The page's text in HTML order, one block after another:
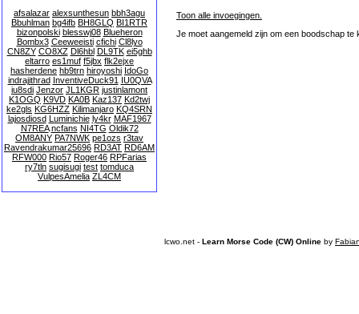
afsalazar alexsunthesun bbh3agu
Bbuhlman bg4ifb BH8GLQ BI1RTR
bizonpolski blesswj08 Blueheron
Bombx3 Ceeweeisti cfichi Cl8lyo
CN8ZY CO8XZ Dl6hbl DL9TK ei5ghb
eltarro es1muf f5jbx flk2ejxe
hasherdene hb9trn hiroyoshi IdoGo
indrajithrad InventiveDuck91 IU0QVA
iu8sdi Jenzor JL1KGR justinlamont
K1OGQ K9VD KA0B Kaz137 Kd2twj
ke2gls KG6HZZ Kilimanjaro KQ4SRN
lajosdiosd Luminichie ly4kr MAF1967
N7REA ncfans NI4TG Oldik72
OM8ANY PA7NWK pe1ozs r3tav
Ravendrakumar25696 RD3AT RD6AM
RFW000 Rio57 Roger46 RPFarias
ry7tln sugisugi test tomduca
VulpesAmelia ZL4CM
Toon alle invoegingen.
Je moet aangemeld zijn om een boodschap te
lcwo.net - Learn Morse Code (CW) Online by